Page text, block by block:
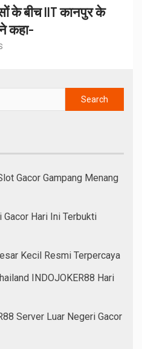
के बीच IIT कानपुर के
कहा-
Gacor Gampang Menang
Hari Ini Terbukti
Kecil Resmi Terpercaya
INDOJOKER88 Hari
Server Luar Negeri Gacor